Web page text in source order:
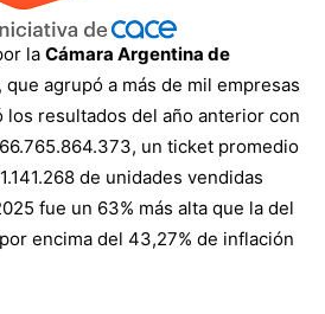
la Cámara Argentina de
, que agrupó a más de mil empresas
los resultados del año anterior con
un ticket promedio
de unidades vendidas
fue un 63% más alta que la del
encima del 43,27% de inflación